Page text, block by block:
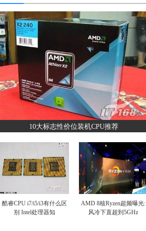
10大标志性价位装机CPU推荐
酷睿CPU i7/i5/i3有什么区
别 Intel处理器知
AMD 8核Ryzen超频曝光:
风冷下直超到5GHz